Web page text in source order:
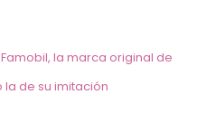
Famobil, la marca original de
de su imitación